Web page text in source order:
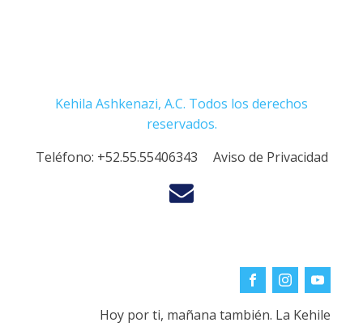
Kehila Ashkenazi, A.C. Todos los derechos
reservados.
Teléfono: +52.55.55406343 Aviso de Privacidad
Hoy por ti, mañana también. La Kehile